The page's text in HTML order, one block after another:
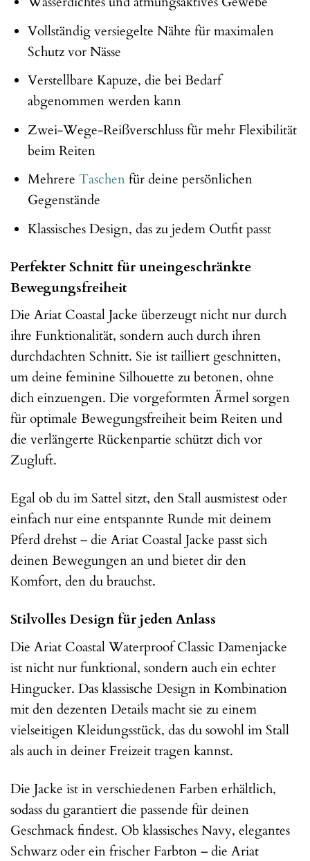
Vollständig versiegelte Nähte für maximalen
Schutz vor Nässe
Verstellbare Kapuze, die bei Bedarf
abgenommen werden kann
Zwei-Wege-Reißverschluss für mehr Flexibilität
beim Reiten
Mehrere Taschenfür deine persönlichen
Gegenstände
Klassisches Design, das zu jedem Outfit passt
Perfekter Schnitt für uneingeschränkte
Bewegungsfreiheit
Die Ariat Coastal Jacke überzeugt nicht nur durch
ihre Funktionalität, sondern auch durch ihren
durchdachten Schnitt. Sie ist tailliert geschnitten,
um deine feminine Silhouette zu betonen, ohne
dich einzuengen. Die vorgeformten Ärmel sorgen
für optimale Bewegungsfreiheit beim Reiten und
die verlängerte Rückenpartie schützt dich vor
Zugluft.
Egal ob du im Sattel sitzt, den Stall ausmistest oder
einfach nur eine entspannte Runde mit deinem
Pferd drehst – die Ariat Coastal Jacke passt sich
deinen Bewegungen an und bietet dir den
Komfort, den du brauchst.
Stilvolles Design für jeden Anlass
Die Ariat Coastal Waterproof Classic Damenjacke
ist nicht nur funktional, sondern auch ein echter
Hingucker. Das klassische Design in Kombination
mit den dezenten Details macht sie zu einem
vielseitigen Kleidungsstück, das du sowohl im Stall
als auch in deiner Freizeit tragen kannst.
Die Jacke ist in verschiedenen Farben erhältlich,
sodass du garantiert die passende für deinen
Geschmack findest. Ob klassisches Navy, elegantes
Schwarz oder ein frischer Farbton – die Ariat